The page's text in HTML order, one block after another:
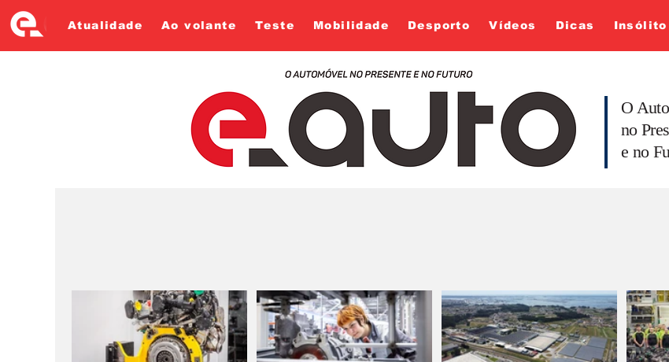
Atualidade Ao volante Teste Mobilidade Desporto Vídeos Dicas Insólito
O
no
e no